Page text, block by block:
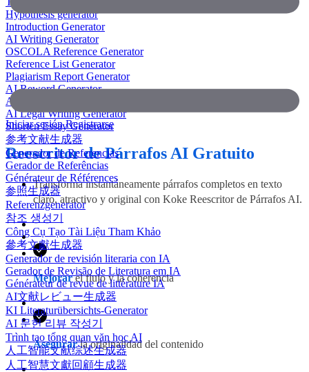
Hypothesis generator
Introduction Generator
AI Writing Generator
OSCOLA Reference Generator
Reference List Generator
Plagiarism Report Generator
AI Reword Generator
AI Bullet Point Generator
AI Legal Writing Generator
Shorten Essay Generator
参考文献生成器
Generador de Referencias
Gerador de Referências
Générateur de Références
参照生成器
Referenzgenerator
참조 생성기
Công Cụ Tạo Tài Liệu Tham Khảo
參考文獻生成器
Generador de revisión literaria con IA
Gerador de Revisão de Literatura em IA
Générateur de revue de littérature IA
AI文献レビュー生成器
KI Literaturübersichts-Generator
AI 문헌 리뷰 작성기
Trình tạo tổng quan văn học AI
人工智能文献综述生成器
人工智慧文獻回顧生成器
Iniciar sesiónRegistrarse
Reescritor de Párrafos AI Gratuito
Transforma instantáneamente párrafos completos en texto
claro, atractivo y original con Koke Reescritor de Párrafos AI.
Mejorarel flujo y la coherencia
Asegurarla originalidad del contenido